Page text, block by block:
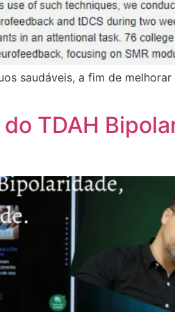
saudáveis, a fim de
TDAH